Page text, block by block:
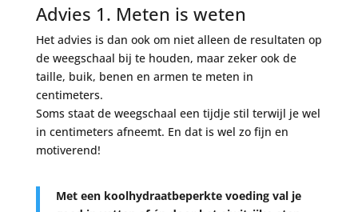
Advies 1. Meten is weten
Het advies is dan ook om niet alleen de resultaten op
de weegschaal bij te houden, maar zeker ook de
taille, buik, benen en armen te meten in
centimeters.
Soms staat de weegschaal een tijdje stil terwijl je wel
in centimeters afneemt. En dat is wel zo fijn en
motiverend!
Met een koolhydraatbeperkte voeding val je